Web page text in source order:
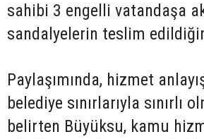
sahibi 3 engelli vatandaşa
sandalyelerin teslim
Paylaşımında, hizmet
belediye sınırlarıyla sınırlı
belirten Büyüksu, kamu